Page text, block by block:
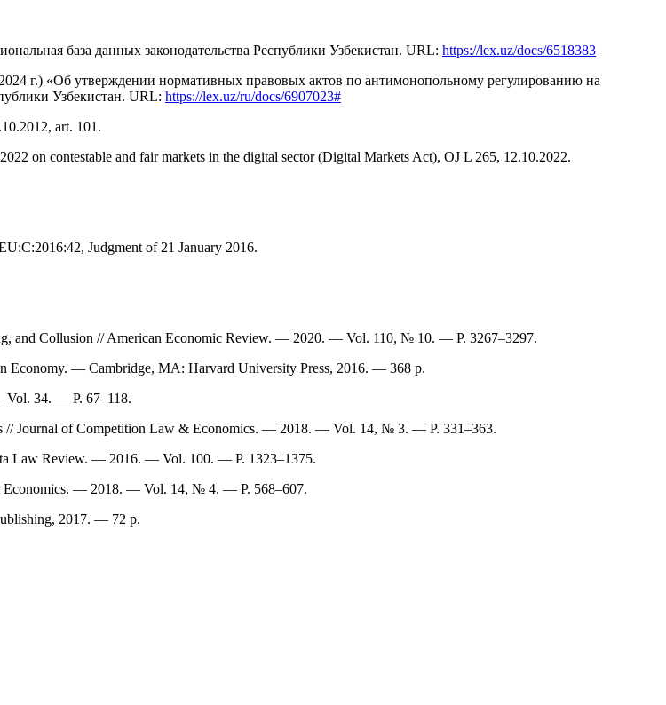
база данных законодательства Республики Узбекистан. URL: https://lex.uz/docs/6518383
г.) «Об утверждении нормативных правовых актов по антимонопольному регулированию на
Узбекистан. URL: https://lex.uz/ru/docs/6907023#
art. 101.
on contestable and fair markets in the digital sector (Digital Markets Act), OJ L 265, 12.10.2022.
Judgment of 21 January 2016.
and Collusion // American Economic Review. — 2020. — Vol. 110, № 10. — P. 3267–3297.
Economy. — Cambridge, MA: Harvard University Press, 2016. — 368 p.
Vol. 34. — P. 67–118.
// Journal of Competition Law & Economics. — 2018. — Vol. 14, № 3. — P. 331–363.
Law Review. — 2016. — Vol. 100. — P. 1323–1375.
Economics. — 2018. — Vol. 14, № 4. — P. 568–607.
2017. — 72 p.